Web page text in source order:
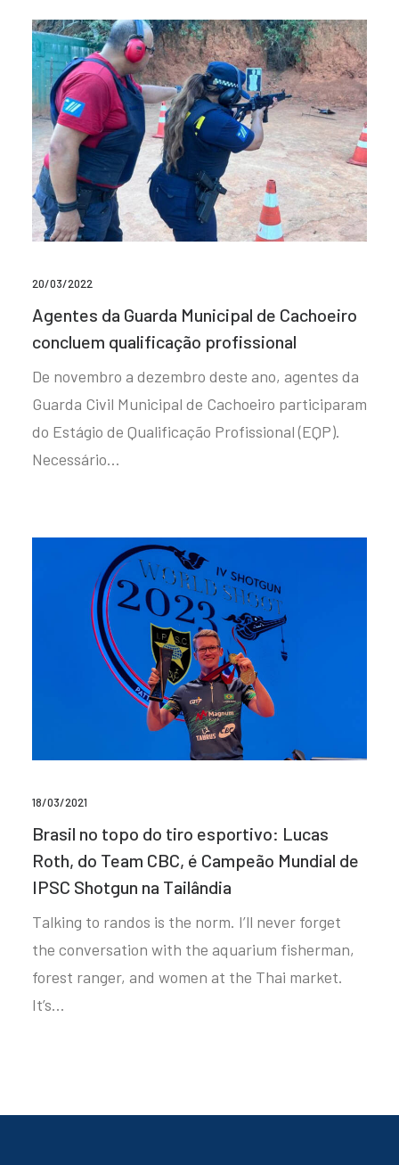
20/03/2022
Agentes da Guarda Municipal de Cachoeiro
concluem qualificação profissional
De novembro a dezembro deste ano, agentes da
Guarda Civil Municipal de Cachoeiro participaram
do Estágio de Qualificação Profissional (EQP).
Necessário…
18/03/2021
Brasil no topo do tiro esportivo: Lucas
Roth, do Team CBC, é Campeão Mundial de
IPSC Shotgun na Tailândia
Talking to randos is the norm. I’ll never forget
the conversation with the aquarium fisherman,
forest ranger, and women at the Thai market.
It’s…